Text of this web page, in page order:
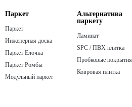
Паркет
Паркет
Инженерная доска
Паркет Елочка
Паркет Ромбы
Модульный паркет
Альтернатива
паркету
Ламинат
SPC / ПВХ плитка
Пробковые покрытия
Ковровая плитка